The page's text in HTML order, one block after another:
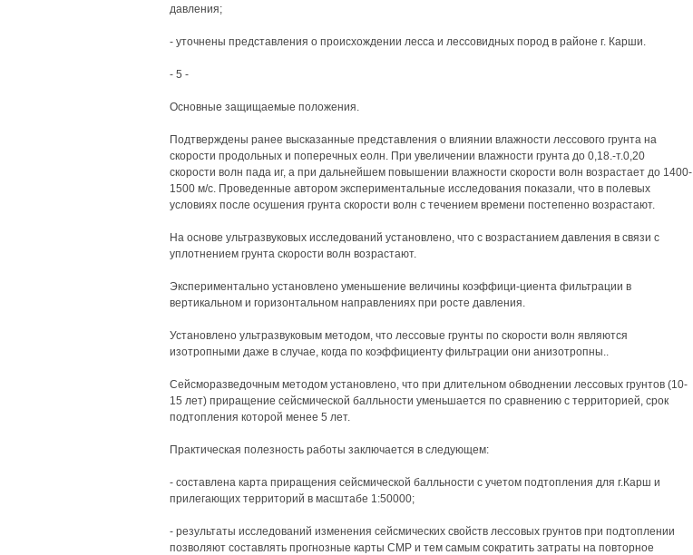
давления;
- уточнены представления о происхождении лесса и лессовидных пород в районе г. Карши.
- 5 -
Основные защищаемые положения.
Подтверждены ранее высказанные представления о влиянии влажности лессового грунта на
скорости продольных и поперечных еолн. При увеличении влажности грунта до 0,18.-т.0,20
скорости волн пада иг, а при дальнейшем повышении влажности скорости волн возрастает до 1400-
1500 м/с. Проведенные автором экспериментальные исследования показали, что в полевых
условиях после осушения грунта скорости волн с течением времени постепенно возрастают.
На основе ультразвуковых исследований установлено, что с возрастанием давления в связи с
уплотнением грунта скорости волн возрастают.
Экспериментально установлено уменьшение величины коэффици-циента фильтрации в
вертикальном и горизонтальном направлениях при росте давления.
Установлено ультразвуковым методом, что лессовые грунты по скорости волн являются
изотропными даже в случае, когда по коэффициенту фильтрации они анизотропны..
Сейсморазведочным методом установлено, что при длительном обводнении лессовых грунтов (10-
15 лет) приращение сейсмической балльности уменьшается по сравнению с территорией, срок
подтопления которой менее 5 лет.
Практическая полезность работы заключается в следующем:
- составлена карта приращения сейсмической балльности с учетом подтопления для г.Карш и
прилегающих территорий в масштабе 1:50000;
- результаты исследований изменения сейсмических свойств лессовых грунтов при подтоплении
позволяют составлять прогнозные карты СМР и тем самым сократить затраты на повторное